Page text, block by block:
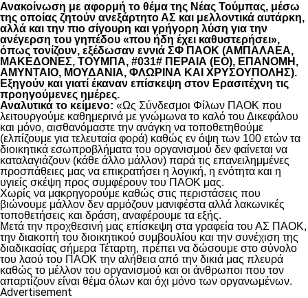
Ανακοίνωση με αφορμή το θέμα της Νέας Τούμπας, μέσω
της οποίας ζητούν ανεξάρτητο ΑΣ και μελλοντικά αυτάρκη,
αλλά και την πιο σίγουρη και γρήγορη λύση για την
ανέγερση του γηπέδου «που ήδη έχει καθυστερήσει»,
όπως τονίζουν, εξέδωσαν εννιά ΣΦ ΠΑΟΚ (ΑΜΠΑΛΑΕΑ,
ΜΑΚΕΔΟΝΕΣ, ΤΟΥΜΠΑ, #031# ΠΕΡΑΙΑ (ΕΟ), ΕΠΑΝΟΜΗ,
ΑΜΥΝΤΑΙΟ, ΜΟΥΔΑΝΙΑ, ΦΛΩΡΙΝΑ ΚΑΙ ΧΡΥΣΟΥΠΟΛΗΣ).
Εξηγούν και γιατί έκαναν επίσκεψη στον Ερασιτέχνη τις
προηγούμενες ημέρες.
Αναλυτικά το κείμενο: «Ως Σύνδεσμοι Φίλων ΠΑΟΚ που
λειτουργούμε καθημερινά με γνώμωνα το καλό του Δικεφάλου
και μόνο, αισθανόμαστε την ανάγκη να τοποθετηθούμε
(ελπίζουμε για τελευταία φορά) καθώς εν όψη των 100 ετών τα
διοικητικά εσωπροβλήματα του οργανισμού δεν φαίνεται να
καταλαγιάζουν (κάθε άλλο μάλλον) παρά τις επανειλημμένες
προσπάθειες μας να επικρατήσει η λογική, η ενότητα και η
υγιείς σκέψη προς συμφέρουν του ΠΑΟΚ μας.
Χωρίς να μακρηγορούμε καθώς στις περιστάσεις που
βιώνουμε μάλλον δεν αρμόζουν μανιφέστα αλλά λακωνικές
τοποθετήσεις και δράση, αναφέρουμε τα εξής.
Μετά την προχθεσινή μας επίσκεψη στα γραφεία του ΑΣ ΠΑΟΚ,
την διακοπή του διοικητικού συμβουλίου και την συνέχιση της
διαδικασίας σήμερα Τέταρτη, πρέπει να δώσουμε στο σύνολο
του λαού του ΠΑΟΚ την αλήθεια από την δικιά μας πλευρά
καθώς το μέλλον του οργανισμού και οι άνθρωποι που τον
απαρτίζουν είναι θέμα όλων και όχι μόνο των οργανωμένων.
Advertisement